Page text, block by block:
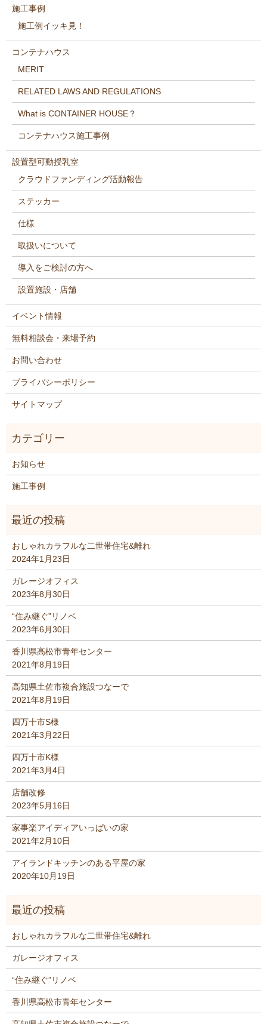
施工事例
施工例イッキ見！
コンテナハウス
MERIT
RELATED LAWS AND REGULATIONS
What is CONTAINER HOUSE？
コンテナハウス施工事例
設置型可動授乳室
クラウドファンディング活動報告
ステッカー
仕様
取扱いについて
導入をご検討の方へ
設置施設・店舗
イベント情報
無料相談会・来場予約
お問い合わせ
プライバシーポリシー
サイトマップ
お知らせ
施工事例
おしゃれカラフルな二世帯住宅&離れ
2024年1月23日
ガレージオフィス
2023年8月30日
“住み継ぐ”リノベ
2023年6月30日
香川県高松市青年センター
2021年8月19日
高知県土佐市複合施設つなーで
2021年8月19日
四万十市S様
2021年3月22日
四万十市K様
2021年3月4日
店舗改修
2023年5月16日
家事楽アイディアいっぱいの家
2021年2月10日
アイランドキッチンのある平屋の家
2020年10月19日
おしゃれカラフルな二世帯住宅&離れ
ガレージオフィス
“住み継ぐ”リノベ
香川県高松市青年センター